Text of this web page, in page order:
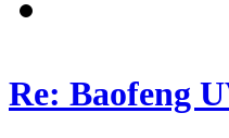
Re: Baofeng